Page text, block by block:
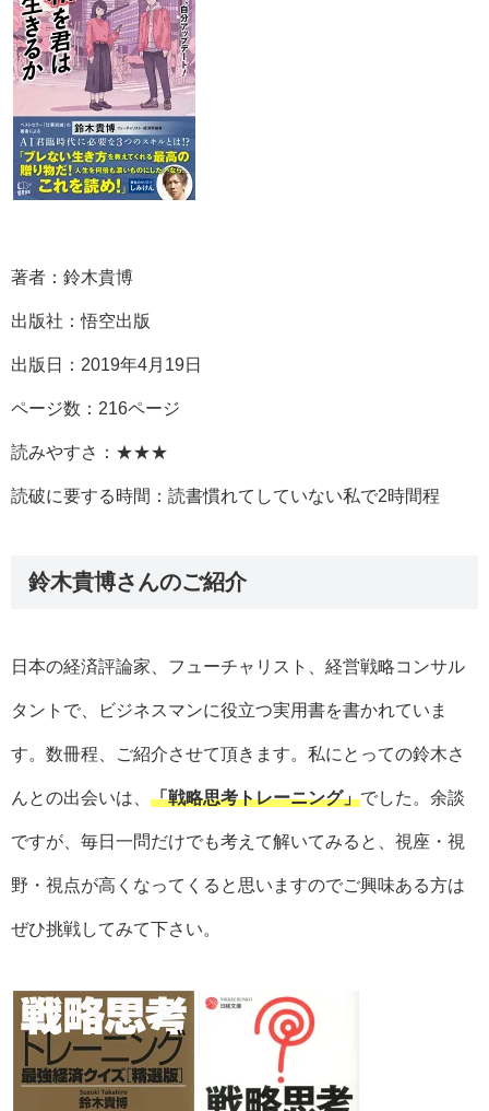
著者：鈴木貴博
出版社：悟空出版
出版日：2019年4月19日
ページ数：216ページ
読みやすさ：★★★
読破に要する時間：読書慣れてしていない私で2時間程
鈴木貴博さんのご紹介
日本の経済評論家、フューチャリスト、経営戦略コンサル
タントで、ビジネスマンに役立つ実用書を書かれていま
す。数冊程、ご紹介させて頂きます。私にとっての鈴木さ
んとの出会いは、 「戦略思考トレーニング」でした。余談
ですが、毎日一問だけでも考えて解いてみると、視座・視
野・視点が高くなってくると思いますのでご興味ある方は
ぜひ挑戦してみて下さい。